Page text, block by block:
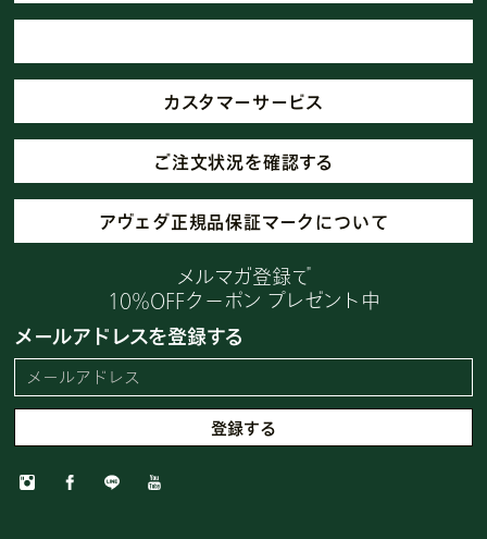
カスタマーサービス
ご注文状況を確認する
アヴェダ正規品保証マークについて
メルマガ登録で
10%OFFクーポン プレゼント中
メールアドレスを登録する